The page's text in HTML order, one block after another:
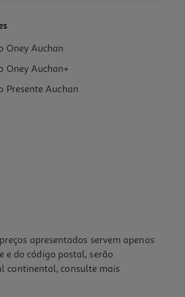
Oney Auchan
Oney Auchan+
Presente Auchan
apresentados servem apenas
e do código postal, serão
continental, consulte mais